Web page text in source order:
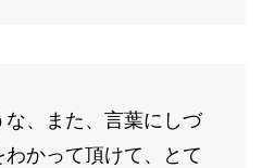
な、また、言葉にしづ
わかって頂けて、とて